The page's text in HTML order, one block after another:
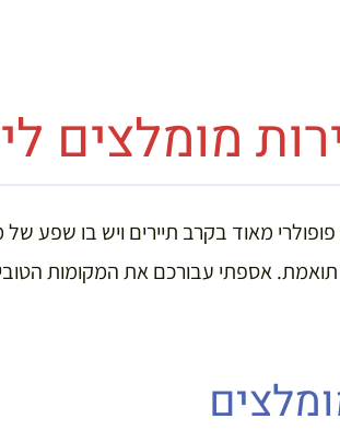
מומלצים
מאוד בקרב תיירים ויש בו שפע
אספתי עבורכם את המקומות